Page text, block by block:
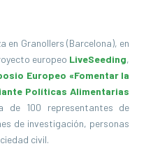
en Granollers (Barcelona), en
europeo LiveSeeding,
Europeo «Fomentar la
Políticas Alimentarias
de 100 representantes de
de investigación, personas
civil.